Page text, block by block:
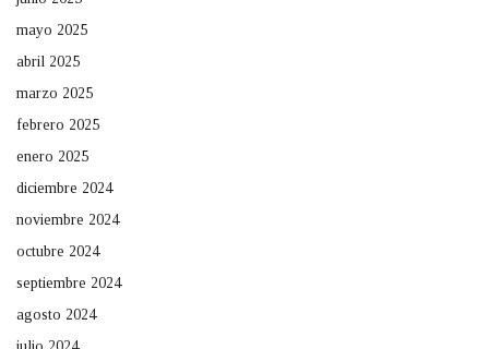
mayo 2025
abril 2025
marzo 2025
febrero 2025
enero 2025
diciembre 2024
noviembre 2024
octubre 2024
septiembre 2024
agosto 2024